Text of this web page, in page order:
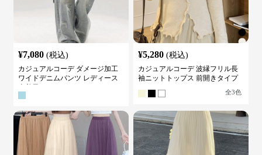
¥7,080 (税込)
カジュアルコーデ ダメージ加工
ワイドデニムパンツ レディース
¥5,280 (税込)
カジュアルコーデ 波縁フリル長
袖ニットトップス 前開きタイプ
全3色